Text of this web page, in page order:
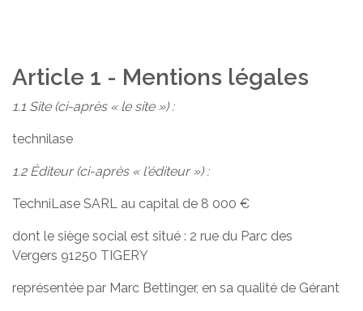
Article 1 - Mentions légales
1.1 Site (ci-après « le site ») :
technilase
1.2 Éditeur (ci-après « l'éditeur ») :
TechniLase SARL au capital de 8 000 €
dont le siège social est situé : 2 rue du Parc des
Vergers 91250 TIGERY
représentée par Marc Bettinger, en sa qualité de Gérant